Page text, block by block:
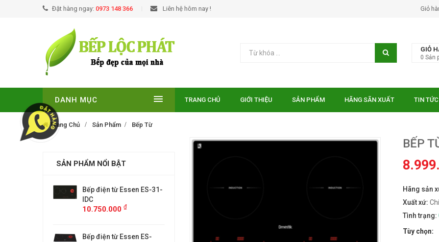
Đặt hàng ngay: 0973 148 366 Liên hệ hôm nay ! Giỏ
GIỎ
0 Sản
DANH MỤC TRANG CHỦ GIỚI THIỆU SẢN PHẨM HÃNG SÃN XUẤT TIN TỨC
Trang Chủ Sản Phẩm Bếp Từ
BẾP
Hãng sản
Xuất xứ:
Tình trạng:
Tùy chọn:
SẢN PHẨM NỔI BẬT
Bếp điện từ Essen ES-31-
IDC
10.750.000 ₫
Bếp điện từ Essen ES-
BẾP TỪ EUROSUN EU-
Bếp điện từ Faster
Bếp điện từ Essen ES-31-
Bếp điện từ Essen ES-